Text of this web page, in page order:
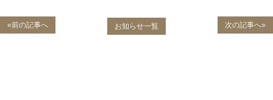
«前の記事へ 次の記事へ»
お知らせ一覧